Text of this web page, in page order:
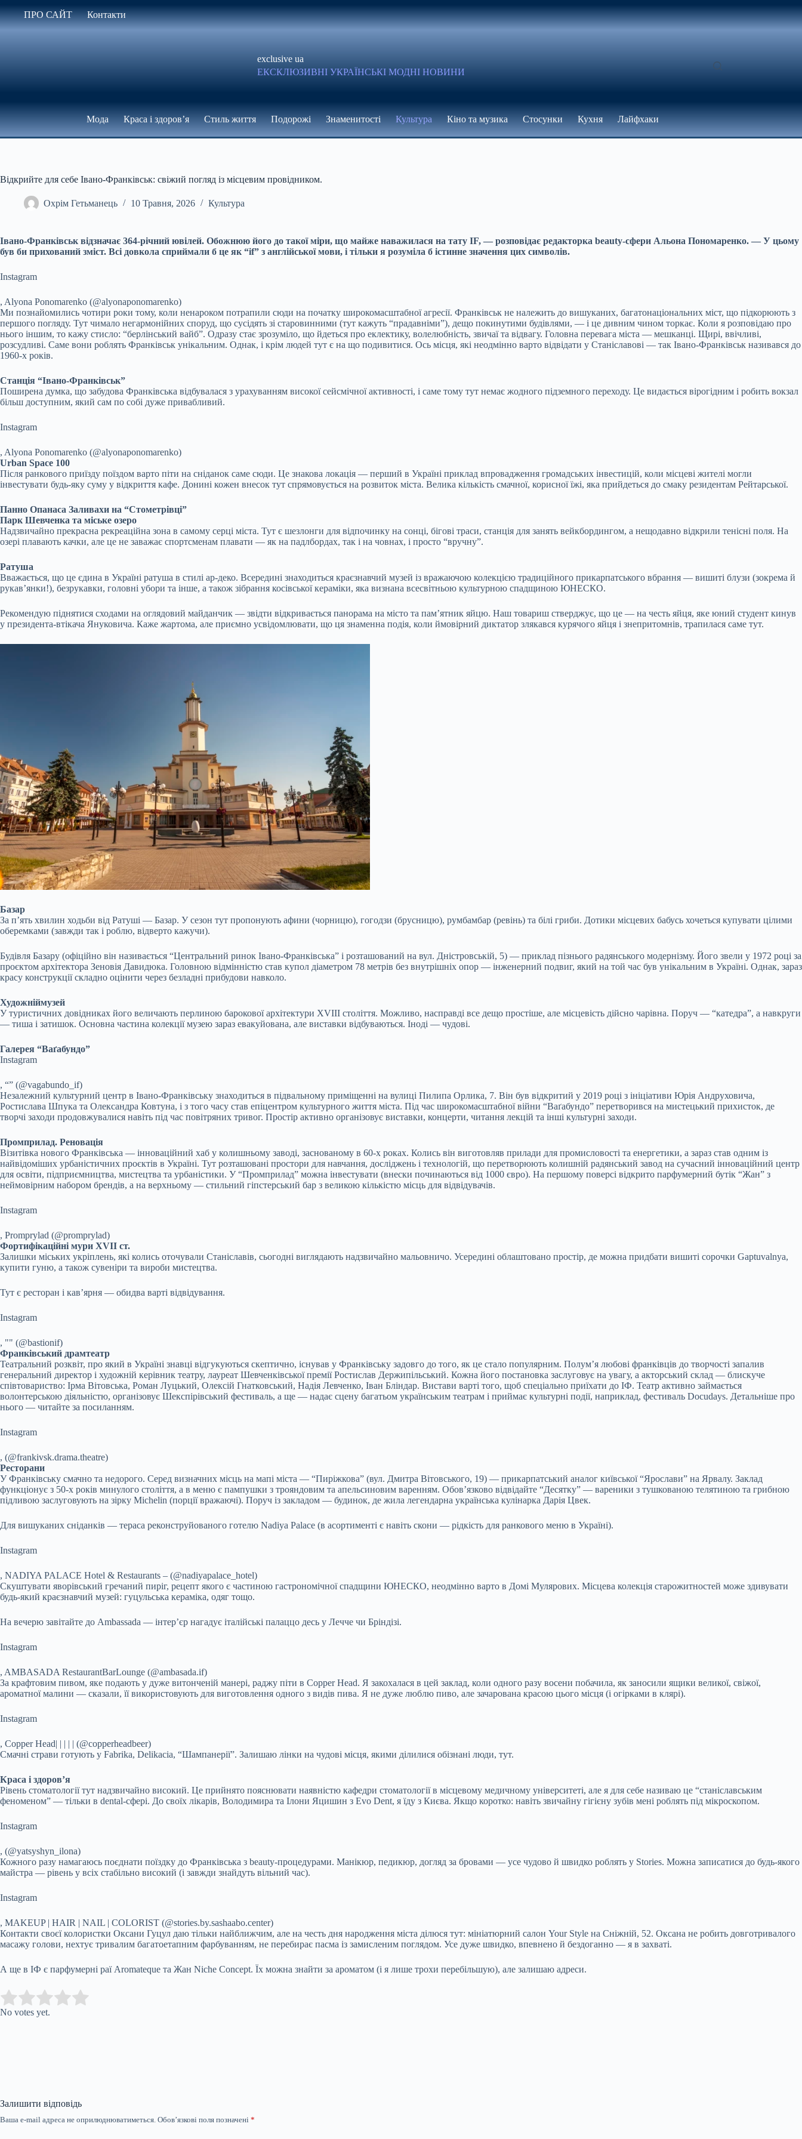
до
вмісту
ПРО САЙТ Контакти
exclusive ua
ЕКСКЛЮЗИВНІ УКРАЇНСЬКІ МОДНІ НОВИНИ
Мода Краса і здоров’я Стиль життя Подорожі Знаменитості Культура Кіно та музика Стосунки Кухня Лайфхаки
Відкрийте для себе Івано-Франківськ: свіжий погляд із місцевим провідником.
Охрім Гетьманець 10 Травня, 2026 Культура
Івано-Франківськ відзначає 364-річний ювілей. Обожнюю його до такої міри, що майже наважилася на тату IF, — розповідає редакторка beauty-сфери Альона Пономаренко. — У цьому
був би прихований зміст. Всі довкола сприймали б це як “if” з англійської мови, і тільки я розуміла б істинне значення цих символів.
Instagram
, Alyona Ponomarenko (@alyonaponomarenko)
Ми познайомились чотири роки тому, коли ненароком потрапили сюди на початку широкомасштабної агресії. Франківськ не належить до вишуканих, багатонаціональних міст, що підкорюють з
першого погляду. Тут чимало негармонійних споруд, що сусідять зі старовинними (тут кажуть “прадавніми”), дещо покинутими будівлями, — і це дивним чином торкає. Коли я розповідаю про
нього іншим, то кажу стисло: “берлінський вайб”. Одразу стає зрозуміло, що йдеться про еклектику, волелюбність, звичаї та відвагу. Головна перевага міста — мешканці. Щирі, ввічливі,
розсудливі. Саме вони роблять Франківськ унікальним. Однак, і крім людей тут є на що подивитися. Ось місця, які неодмінно варто відвідати у Станіславові — так Івано-Франківськ називався до
1960-х років.
Станція “Івано-Франківськ”
Поширена думка, що забудова Франківська відбувалася з урахуванням високої сейсмічної активності, і саме тому тут немає жодного підземного переходу. Це видається вірогідним і робить вокзал
більш доступним, який сам по собі дуже привабливий.
Instagram
, Alyona Ponomarenko (@alyonaponomarenko)
Urban Space 100
Після ранкового приїзду поїздом варто піти на сніданок саме сюди. Це знакова локація — перший в Україні приклад впровадження громадських інвестицій, коли місцеві жителі могли
інвестувати будь-яку суму у відкриття кафе. Донині кожен внесок тут спрямовується на розвиток міста. Велика кількість смачної, корисної їжі, яка прийдеться до смаку резидентам Рейтарської.
Панно Опанаса Заливахи на “Стометрівці”
Парк Шевченка та міське озеро
Надзвичайно прекрасна рекреаційна зона в самому серці міста. Тут є шезлонги для відпочинку на сонці, бігові траси, станція для занять вейкбордингом, а нещодавно відкрили тенісні поля. На
озері плавають качки, але це не заважає спортсменам плавати — як на падлбордах, так і на човнах, і просто “вручну”.
Ратуша
Вважається, що це єдина в Україні ратуша в стилі ар-деко. Всередині знаходиться краєзнавчий музей із вражаючою колекцією традиційного прикарпатського вбрання — вишиті блузи (зокрема й
рукав’янки!), безрукавки, головні убори та інше, а також зібрання косівської кераміки, яка визнана всесвітньою культурною спадщиною ЮНЕСКО.
Рекомендую піднятися сходами на оглядовий майданчик — звідти відкривається панорама на місто та пам’ятник яйцю. Наш товариш стверджує, що це — на честь яйця, яке юний студент кинув
у президента-втікача Януковича. Каже жартома, але приємно усвідомлювати, що ця знаменна подія, коли ймовірний диктатор злякався курячого яйця і знепритомнів, трапилася саме тут.
Базар
За п’ять хвилин ходьби від Ратуші — Базар. У сезон тут пропонують афини (чорницю), гогодзи (брусницю), румбамбар (ревінь) та білі гриби. Дотики місцевих бабусь хочеться купувати цілими
оберемками (завжди так і роблю, відверто кажучи).
Будівля Базару (офіційно він називається “Центральний ринок Івано-Франківська” і розташований на вул. Дністровській, 5) — приклад пізнього радянського модернізму. Його звели у 1972 році за
проєктом архітектора Зеновія Давидюка. Головною відмінністю став купол діаметром 78 метрів без внутрішніх опор — інженерний подвиг, який на той час був унікальним в Україні. Однак, зараз
красу конструкції складно оцінити через безладні прибудови навколо.
Художніймузей
У туристичних довідниках його величають перлиною барокової архітектури XVIII століття. Можливо, насправді все дещо простіше, але місцевість дійсно чарівна. Поруч — “катедра”, а навкруги
— тиша і затишок. Основна частина колекції музею зараз евакуйована, але виставки відбуваються. Іноді — чудові.
Галерея “Ваґабундо”
Instagram
, “” (@vagabundo_if)
Незалежний культурний центр в Івано-Франківську знаходиться в підвальному приміщенні на вулиці Пилипа Орлика, 7. Він був відкритий у 2019 році з ініціативи Юрія Андруховича,
Ростислава Шпука та Олександра Ковтуна, і з того часу став епіцентром культурного життя міста. Під час широкомасштабної війни “Ваґабундо” перетворився на мистецький прихисток, де
творчі заходи продовжувалися навіть під час повітряних тривог. Простір активно організовує виставки, концерти, читання лекцій та інші культурні заходи.
Промприлад. Реновація
Візитівка нового Франківська — інноваційний хаб у колишньому заводі, заснованому в 60-х роках. Колись він виготовляв прилади для промисловості та енергетики, а зараз став одним із
найвідоміших урбаністичних проєктів в Україні. Тут розташовані простори для навчання, досліджень і технологій, що перетворюють колишній радянський завод на сучасний інноваційний центр
для освіти, підприємництва, мистецтва та урбаністики. У “Промприлад” можна інвестувати (внески починаються від 1000 євро). На першому поверсі відкрито парфумерний бутік “Жан” з
неймовірним набором брендів, а на верхньому — стильний гіпстерський бар з великою кількістю місць для відвідувачів.
Instagram
, Promprylad (@promprylad)
Фортифікаційні мури XVII ст.
Залишки міських укріплень, які колись оточували Станіславів, сьогодні виглядають надзвичайно мальовничо. Усередині облаштовано простір, де можна придбати вишиті сорочки Gaptuvalnya,
купити гуню, а також сувеніри та вироби мистецтва.
Тут є ресторан і кав’ярня — обидва варті відвідування.
Instagram
, "" (@bastionif)
Франківський драмтеатр
Театральний розквіт, про який в Україні знавці відгукуються скептично, існував у Франківську задовго до того, як це стало популярним. Полум’я любові франківців до творчості запалив
генеральний директор і художній керівник театру, лауреат Шевченківської премії Ростислав Держипільський. Кожна його постановка заслуговує на увагу, а акторський склад — блискуче
співтовариство: Ірма Вітовська, Роман Луцький, Олексій Гнатковський, Надія Левченко, Іван Бліндар. Вистави варті того, щоб спеціально приїхати до ІФ. Театр активно займається
волонтерською діяльністю, організовує Шекспірівський фестиваль, а ще — надає сцену багатьом українським театрам і приймає культурні події, наприклад, фестиваль Docudays. Детальніше про
нього — читайте за посиланням.
Instagram
, (@frankivsk.drama.theatre)
Ресторани
У Франківську смачно та недорого. Серед визначних місць на мапі міста — “Пиріжкова” (вул. Дмитра Вітовського, 19) — прикарпатський аналог київської “Ярослави” на Ярвалу. Заклад
функціонує з 50-х років минулого століття, а в меню є пампушки з трояндовим та апельсиновим варенням. Обов’язково відвідайте “Десятку” — вареники з тушкованою телятиною та грибною
підливою заслуговують на зірку Michelin (порції вражаючі). Поруч із закладом — будинок, де жила легендарна українська кулінарка Дарія Цвек.
Для вишуканих сніданків — тераса реконструйованого готелю Nadiya Palace (в асортименті є навіть скони — рідкість для ранкового меню в Україні).
Instagram
, NADIYA PALACE Hotel & Restaurants – (@nadiyapalace_hotel)
Скуштувати яворівський гречаний пиріг, рецепт якого є частиною гастрономічної спадщини ЮНЕСКО, неодмінно варто в Домі Мулярових. Місцева колекція старожитностей може здивувати
будь-який краєзнавчий музей: гуцульська кераміка, одяг тощо.
На вечерю завітайте до Ambassada — інтер’єр нагадує італійські палаццо десь у Лечче чи Бріндізі.
Instagram
, AMBASADA RestaurantBarLounge (@ambasada.if)
За крафтовим пивом, яке подають у дуже витонченій манері, раджу піти в Copper Head. Я закохалася в цей заклад, коли одного разу восени побачила, як заносили ящики великої, свіжої,
ароматної малини — сказали, її використовують для виготовлення одного з видів пива. Я не дуже люблю пиво, але зачарована красою цього місця (і огірками в клярі).
Instagram
, Copper Head| | | | | (@copperheadbeer)
Смачні страви готують у Fabrika, Delikacia, “Шампанерії”. Залишаю лінки на чудові місця, якими ділилися обізнані люди, тут.
Краса і здоров’я
Рівень стоматології тут надзвичайно високий. Це прийнято пояснювати наявністю кафедри стоматології в місцевому медичному університеті, але я для себе називаю це “станіславським
феноменом” — тільки в dental-сфері. До своїх лікарів, Володимира та Ілони Яцишин з Evo Dent, я їду з Києва. Якщо коротко: навіть звичайну гігієну зубів мені роблять під мікроскопом.
Instagram
, (@yatsyshyn_ilona)
Кожного разу намагаюсь поєднати поїздку до Франківська з beauty-процедурами. Манікюр, педикюр, догляд за бровами — усе чудово й швидко роблять у Stories. Можна записатися до будь-якого
майстра — рівень у всіх стабільно високий (і завжди знайдуть вільний час).
Instagram
, MAKEUP | HAIR | NAIL | COLORIST (@stories.by.sashaabo.center)
Контакти своєї колористки Оксани Гуцул даю тільки найближчим, але на честь дня народження міста ділюся тут: мініатюрний салон Your Style на Сніжній, 52. Оксана не робить довготривалого
масажу голови, нехтує тривалим багатоетапним фарбуванням, не перебирає пасма із замисленим поглядом. Усе дуже швидко, впевнено й бездоганно — я в захваті.
А ще в ІФ є парфумерні раї Aromateque та Жан Niche Concept. Їх можна знайти за ароматом (і я лише трохи перебільшую), але залишаю адреси.
Rate this item:
No votes yet.
Залишити відповідь
Ваша e-mail адреса не оприлюднюватиметься. Обов’язкові поля позначені *